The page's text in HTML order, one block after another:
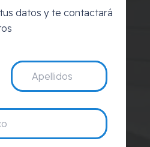
datos y te contactará